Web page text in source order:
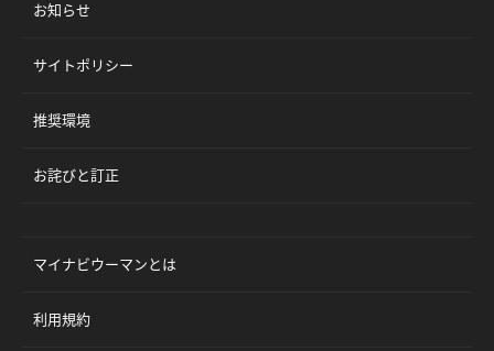
お知らせ
サイトポリシー
推奨環境
お詫びと訂正
マイナビウーマンとは
利用規約